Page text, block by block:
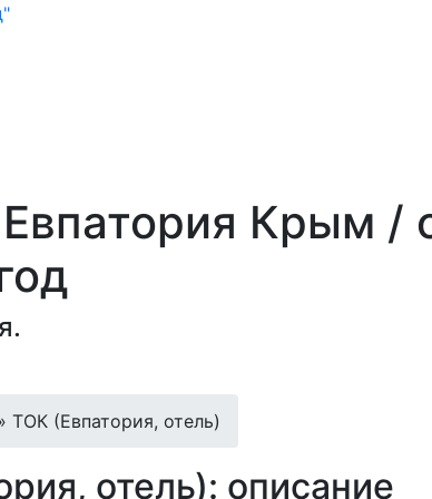
Крым /
ТОК (Евпатория, отель)
отель): описание